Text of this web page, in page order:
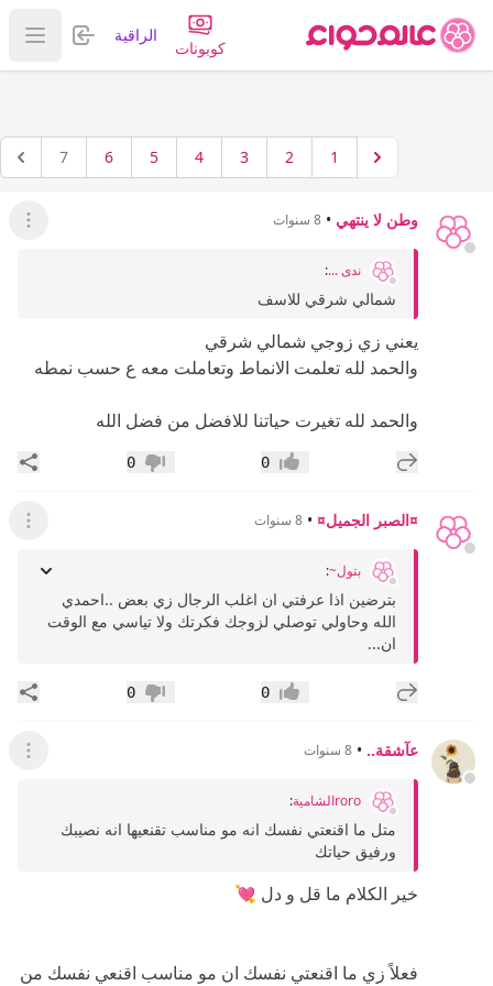
كوبونات
الراقية تسجيل
عرض
1
2
3
4
5
6
7
وطن لا ينتهي • 8 سنوات عرض
ندى ...:
شمالي شرقي للاسف
يعني زي زوجي شمالي شرقي
والحمد لله تعلمت الانماط وتعاملت معه ع حسب نمطه
والحمد لله تغيرت حياتنا للافضل من فضل الله
إضافة رد جديد إعجاب0 عدم إعجاب
0
¤الصبر الجميل¤ • 8 سنوات عرض
بتول~:
بترضين اذا عرفتي ان اغلب الرجال زي بعض ..احمدي
الله وحاولي توصلي لزوجك فكرتك وﻻ تياسي مع الوقت
ان...
إضافة رد جديد إعجاب0 عدم إعجاب
0
عآشقة.. • 8 سنوات عرض
roroالشامية :
متل ما اقنعتي نفسك انه مو مناسب تقنعيها انه نصيبك
ورفيق حياتك
خير الكلام ما قل و دل 💘
فعلاً زي ما اقنعتي نفسك ان مو مناسب اقنعي نفسك من